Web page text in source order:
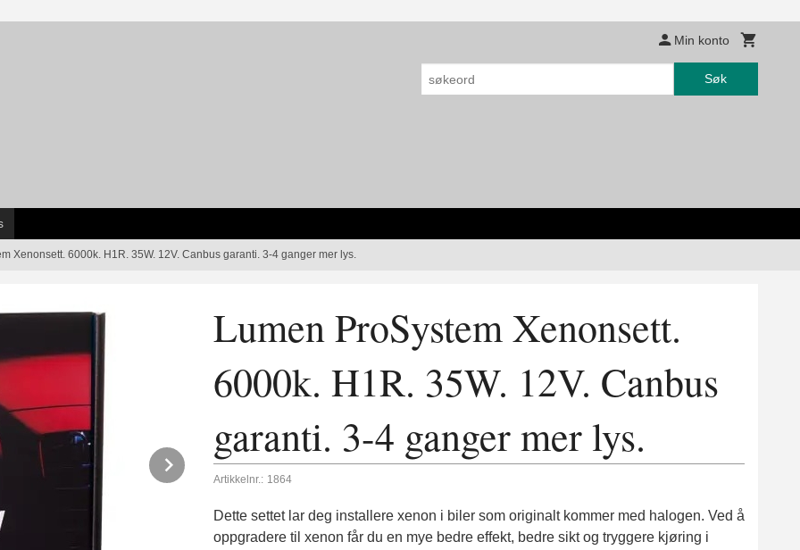
Min konto
Søk
Xenonsett. 6000k. H1R. 35W. 12V. Canbus garanti. 3-4 ganger mer lys.
Next
Lumen ProSystem Xenonsett.
6000k. H1R. 35W. 12V. Canbus
garanti. 3-4 ganger mer lys.
Artikkelnr.: 1864
Dette settet lar deg installere xenon i biler som originalt kommer med halogen. Ved å
oppgradere til xenon får du en mye bedre effekt, bedre sikt og tryggere kjøring i